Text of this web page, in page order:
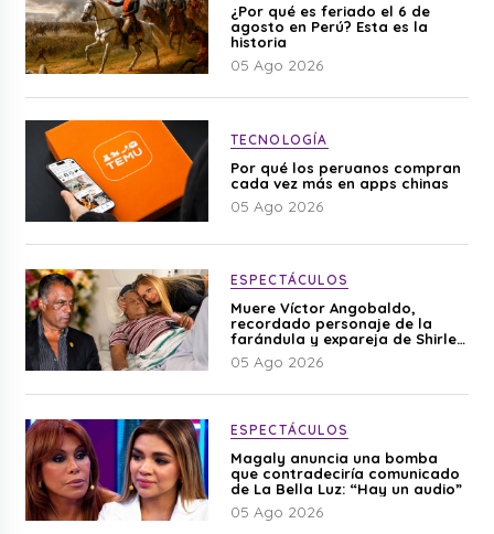
¿Por qué es feriado el 6 de
agosto en Perú? Esta es la
historia
05 Ago 2026
TECNOLOGÍA
Por qué los peruanos compran
cada vez más en apps chinas
05 Ago 2026
ESPECTÁCULOS
Muere Víctor Angobaldo,
recordado personaje de la
farándula y expareja de Shirley
Cherres
05 Ago 2026
ESPECTÁCULOS
Magaly anuncia una bomba
que contradeciría comunicado
de La Bella Luz: “Hay un audio”
05 Ago 2026